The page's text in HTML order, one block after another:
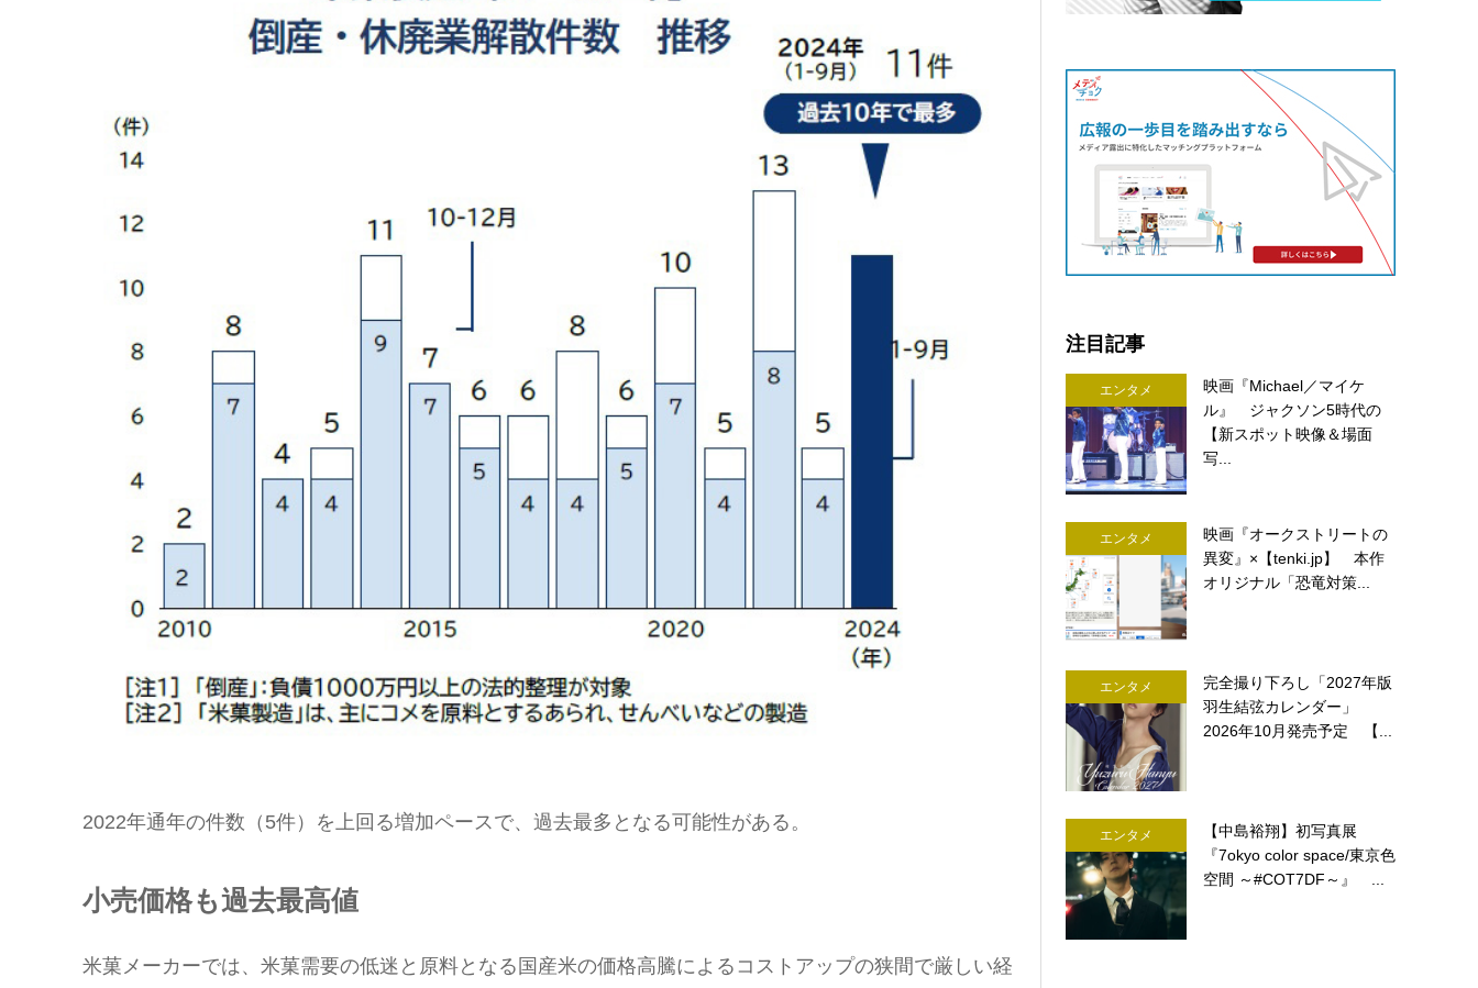
2022年通年の件数（5件）を上回る増加ペースで、過去最多となる可能性がある。
小売価格も過去最高値
米菓メーカーでは、米菓需要の低迷と原料となる国産米の価格高騰によるコストアップの狭間で厳しい経
注目記事
エンタメ
映画『Michael／マイケ
ル』 ジャクソン5時代の
【新スポット映像＆場面
写...
エンタメ
映画『オークストリートの
異変』×【tenki.jp】 本作
オリジナル「恐竜対策...
エンタメ
完全撮り下ろし「2027年版
羽生結弦カレンダー」
2026年10月発売予定 【...
エンタメ
【中島裕翔】初写真展
『7okyo color space/東京色
空間 ～#COT7DF～』 ...